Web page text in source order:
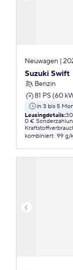
Neuwagen |
Suzuki Swift
Benzin
81 PS (60
in 3 bis 5
Leasingdetails:
0 €
kombiniert: 99 g/